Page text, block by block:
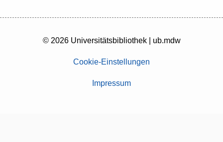
© 2026 Universitätsbibliothek | ub.mdw
Cookie-Einstellungen
Impressum